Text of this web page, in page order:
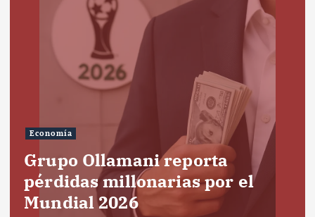
Economía
Grupo Ollamani reporta
pérdidas millonarias por el
Mundial 2026